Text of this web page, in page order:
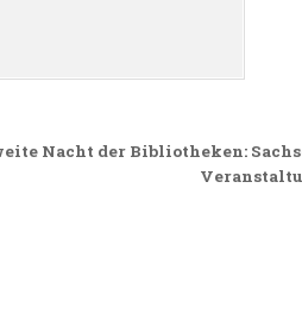
Nacht der Bibliotheken: